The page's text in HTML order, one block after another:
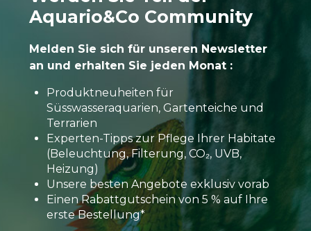
Aquario&Co Community
Melden Sie sich für unseren Newsletter
an und erhalten Sie jeden Monat :
Produktneuheiten für
Süsswasseraquarien, Gartenteiche und
Terrarien
Experten-Tipps zur Pflege Ihrer Habitate
(Beleuchtung, Filterung, CO₂, UVB,
Heizung)
Unsere besten Angebote exklusiv vorab
Einen Rabattgutschein von 5 % auf Ihre
erste Bestellung*